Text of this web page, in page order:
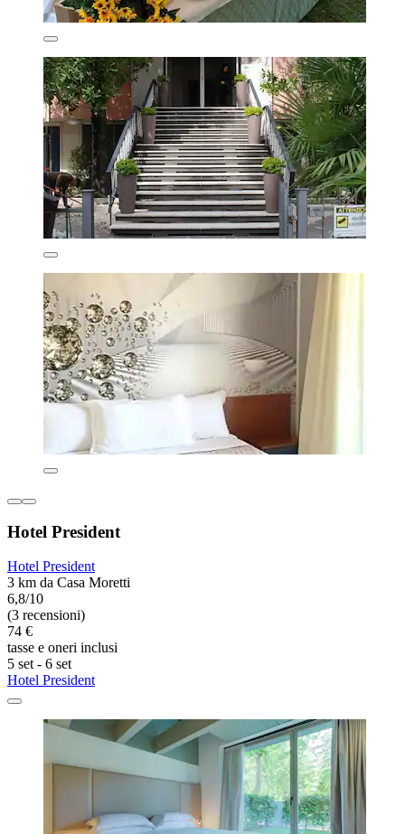
Hotel President
Hotel President
3 km da Casa Moretti
6,8/10
(3 recensioni)
74 €
tasse e oneri inclusi
5 set - 6 set
Hotel President